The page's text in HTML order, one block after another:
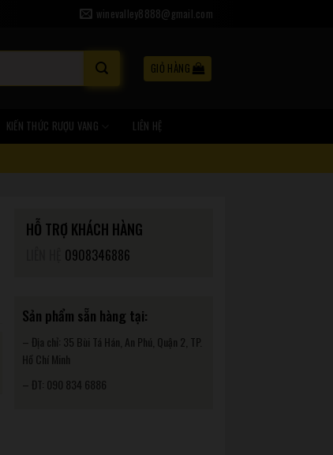
winevalley8888@gmail.com
GIỎ HÀNG
KIẾN THỨC RƯỢU VANG LIÊN HỆ
HỖ TRỢ KHÁCH HÀNG
0908346886
Sản phẩm sẵn hàng tại:
– Địa chỉ: 35 Bùi Tá Hán, An Phú, Quận 2, TP.
Hồ Chí Minh
– ĐT: 090 834 6886